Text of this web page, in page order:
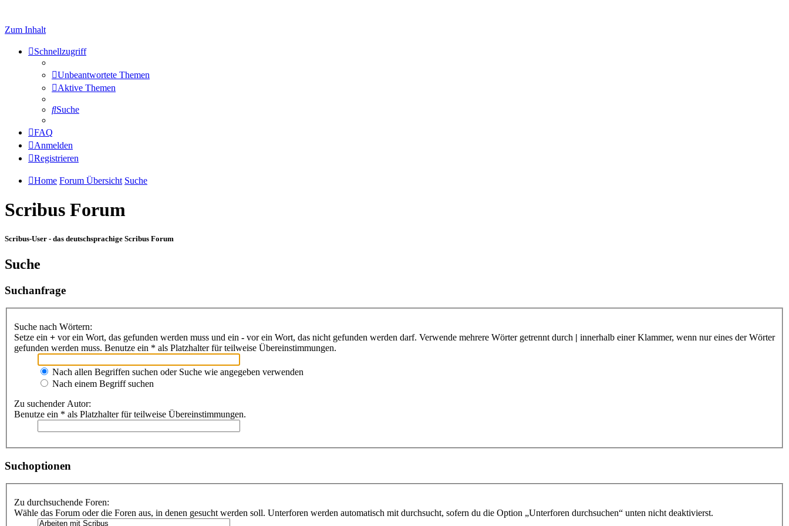
Zum Inhalt
Schnellzugriff
Unbeantwortete Themen
Aktive Themen
Suche
FAQ
Anmelden
Registrieren
Home Forum Übersicht Suche
Scribus Forum
Scribus-User - das deutschsprachige Scribus Forum
Suche
Suchanfrage
Suche nach Wörtern:
Setze ein + vor ein Wort, das gefunden werden muss und ein - vor ein Wort, das nicht gefunden werden darf. Verwende mehrere Wörter getrennt durch | innerhalb einer Klammer, wenn nur eines der Wörter
gefunden werden muss. Benutze ein * als Platzhalter für teilweise Übereinstimmungen.
Nach allen Begriffen suchen oder Suche wie angegeben verwenden
Nach einem Begriff suchen
Zu suchender Autor:
Benutze ein * als Platzhalter für teilweise Übereinstimmungen.
Suchoptionen
Zu durchsuchende Foren:
Wähle das Forum oder die Foren aus, in denen gesucht werden soll. Unterforen werden automatisch mit durchsucht, sofern du die Option „Unterforen durchsuchen“ unten nicht deaktivierst.